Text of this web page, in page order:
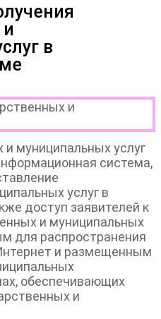
в
муниципальных услуг
система,
услуг в
доступ заявителей к
и муниципальных
для распространения
и размещенным
обеспечивающих
и